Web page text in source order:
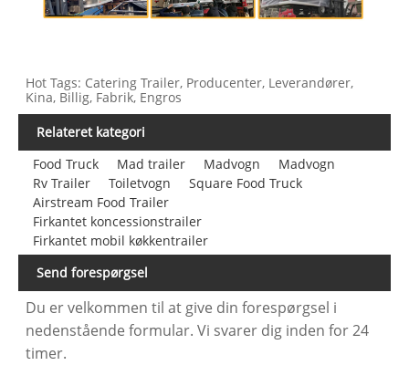
Hot Tags: Catering Trailer, Producenter, Leverandører,
Kina, Billig, Fabrik, Engros
Relateret kategori
Food Truck
Mad trailer Madvogn
Madvogn
Rv Trailer
Toiletvogn
Square Food Truck
Airstream Food Trailer
Firkantet koncessionstrailer
Firkantet mobil køkkentrailer
Send forespørgsel
Du er velkommen til at give din forespørgsel i
nedenstående formular. Vi svarer dig inden for 24
timer.